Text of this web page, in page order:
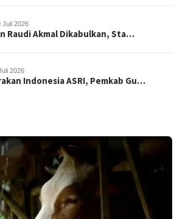
Juli 2026
Raudi Akmal Dikabulkan, Sta…
2026
Indonesia ASRI, Pemkab Gu…